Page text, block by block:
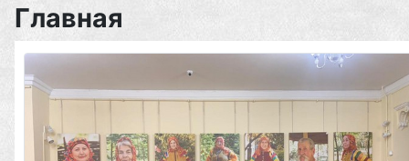
Главная